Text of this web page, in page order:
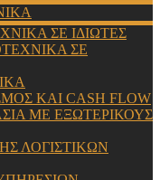
ΣΕ ΙΔΙΩΤΕΣ
ΣΕ
ΚΑΙ CASH FLOW
ΜΕ ΕΞΩΤΕΡΙΚΟΥΣ
ΛΟΓΙΣΤΙΚΩΝ